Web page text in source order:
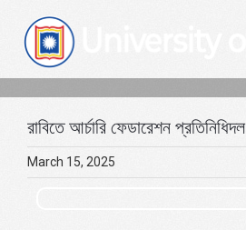
content
রাবিতে আর্চারি ফেডারেশন প্রতিনিধিদল
March 15, 2025